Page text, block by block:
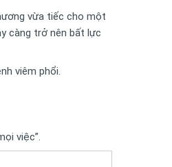
vừa tiếc cho một
càng trở nên bất lực
viêm phổi.
việc”.